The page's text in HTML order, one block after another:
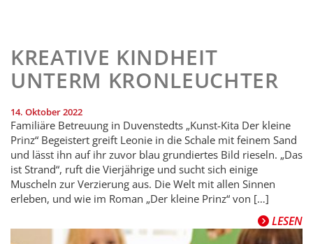
KREATIVE KINDHEIT
UNTERM KRONLEUCHTER
14. Oktober 2022
Familiäre Betreuung in Duvenstedts „Kunst-Kita Der kleine
Prinz“ Begeistert greift Leonie in die Schale mit feinem Sand
und lässt ihn auf ihr zuvor blau grundiertes Bild rieseln. „Das
ist Strand“, ruft die Vierjährige und sucht sich einige
Muscheln zur Verzierung aus. Die Welt mit allen Sinnen
erleben, und wie im Roman „Der kleine Prinz“ von […]
LESEN